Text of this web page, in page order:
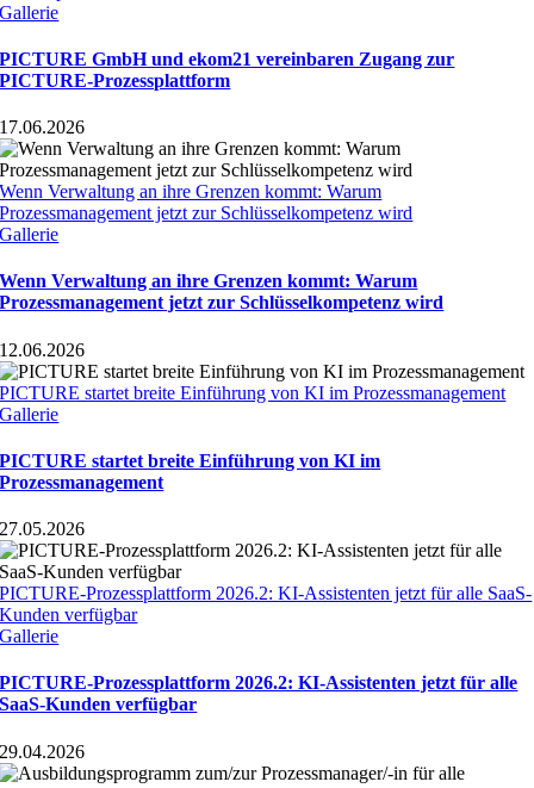
Gallerie
PICTURE GmbH und ekom21 vereinbaren Zugang zur
PICTURE-Prozessplattform
17.06.2026
Wenn Verwaltung an ihre Grenzen kommt: Warum
Prozessmanagement jetzt zur Schlüsselkompetenz wird
Gallerie
Wenn Verwaltung an ihre Grenzen kommt: Warum
Prozessmanagement jetzt zur Schlüsselkompetenz wird
12.06.2026
PICTURE startet breite Einführung von KI im Prozessmanagement
Gallerie
PICTURE startet breite Einführung von KI im
Prozessmanagement
27.05.2026
PICTURE-Prozessplattform 2026.2: KI-Assistenten jetzt für alle SaaS-
Kunden verfügbar
Gallerie
PICTURE-Prozessplattform 2026.2: KI-Assistenten jetzt für alle
SaaS-Kunden verfügbar
29.04.2026